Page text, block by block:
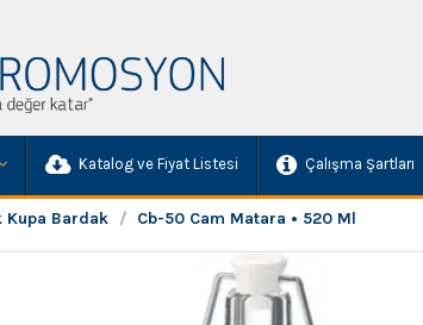
Katalog ve Fiyat Listesi Çalışma Şartları
Bardak Cb-50 Cam Matara • 520 Ml